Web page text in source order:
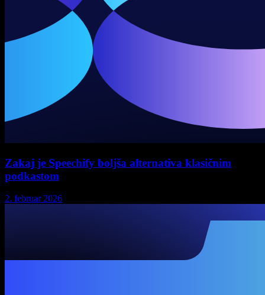
Zakaj je Speechify boljša alternativa klasičnim
podkastom
2. februar 2026